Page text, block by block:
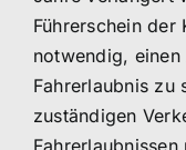
Führerschein der
notwendig,
Fahrerlaubnis zu
zuständigen